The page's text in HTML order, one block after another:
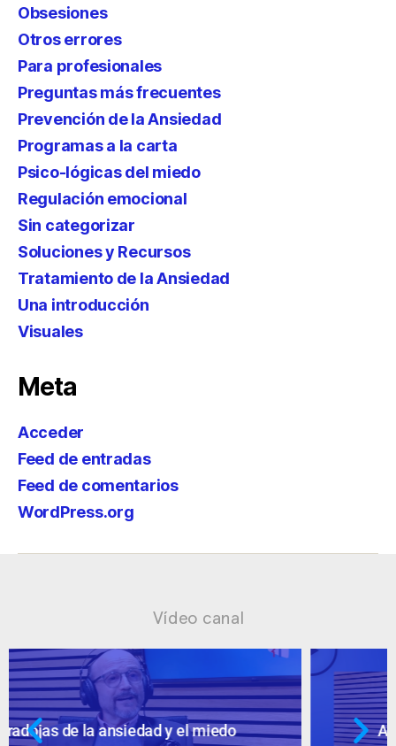
Obsesiones
Otros errores
Para profesionales
Preguntas más frecuentes
Prevención de la Ansiedad
Programas a la carta
Psico-lógicas del miedo
Regulación emocional
Sin categorizar
Soluciones y Recursos
Tratamiento de la Ansiedad
Una introducción
Visuales
Meta
Acceder
Feed de entradas
Feed de comentarios
WordPress.org
Vídeo canal
Ansiedad: supuestos cuestionables